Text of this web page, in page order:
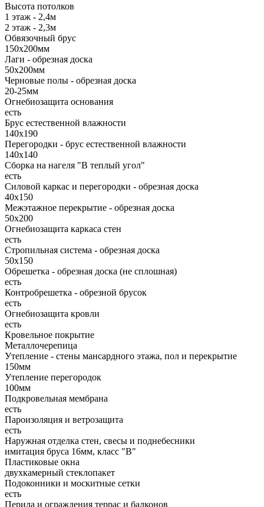
Высота потолков
1 этаж - 2,4м
2 этаж - 2,3м
Обвязочный брус
150х200мм
Лаги - обрезная доска
50х200мм
Черновые полы - обрезная доска
20-25мм
Огнебиозащита основания
есть
Брус естественной влажности
140х190
Перегородки - брус естественной влажности
140х140
Сборка на нагеля "В теплый угол"
есть
Силовой каркас и перегородки - обрезная доска
40х150
Межэтажное перекрытие - обрезная доска
50х200
Огнебиозащита каркаса стен
есть
Стропильная система - обрезная доска
50х150
Обрешетка - обрезная доска (не сплошная)
есть
Контробрешетка - обрезной брусок
есть
Огнебиозащита кровли
есть
Кровельное покрытие
Металлочерепица
Утепление - стены мансардного этажа, пол и перекрытие
150мм
Утепление перегородок
100мм
Подкровельная мембрана
есть
Пароизоляция и ветрозащита
есть
Наружная отделка стен, свесы и поднебесники
имитация бруса 16мм, класс "В"
Пластиковые окна
двухкамерный стеклопакет
Подоконники и москитные сетки
есть
Перила и ограждения террас и балконов